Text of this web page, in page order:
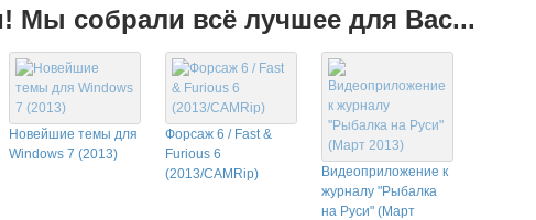
Мы собрали всё лучшее для Вас...
Новейшие темы для
Windows 7 (2013)
Форсаж 6 / Fast &
Furious 6
(2013/CAMRip)
Видеоприложение к
журналу "Рыбалка
на Руси" (Март